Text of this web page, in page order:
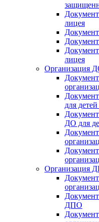
лицея
лицея
Организация
для
ДО для
Организация
ДПО